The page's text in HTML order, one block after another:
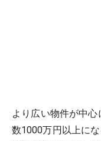
より広い物件が中
数1000万円以上に